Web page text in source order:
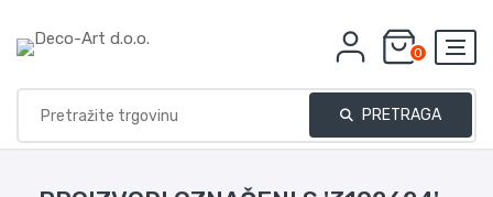
0
PRETRAGA